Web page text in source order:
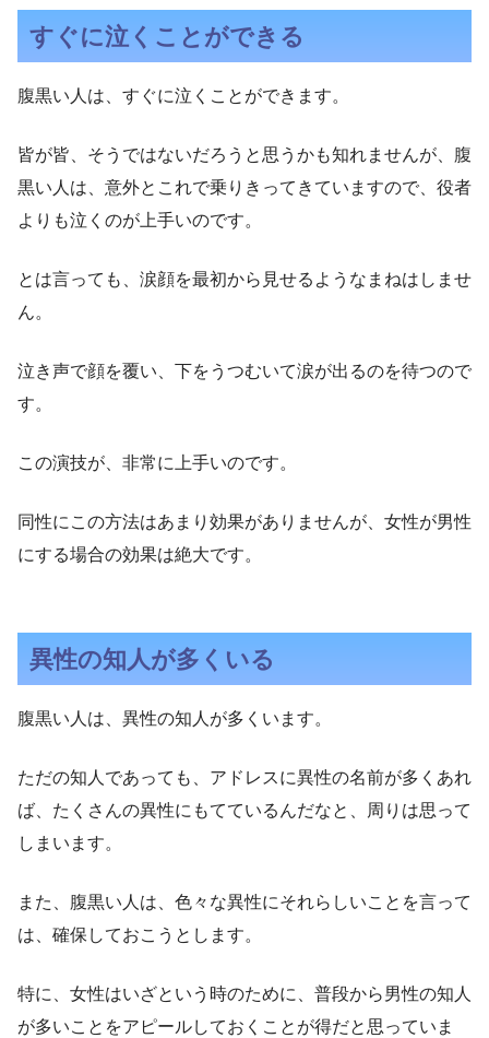
すぐに泣くことができる
腹黒い人は、すぐに泣くことができます。
皆が皆、そうではないだろうと思うかも知れませんが、腹
黒い人は、意外とこれで乗りきってきていますので、役者
よりも泣くのが上手いのです。
とは言っても、涙顔を最初から見せるようなまねはしませ
ん。
泣き声で顔を覆い、下をうつむいて涙が出るのを待つので
す。
この演技が、非常に上手いのです。
同性にこの方法はあまり効果がありませんが、女性が男性
にする場合の効果は絶大です。
異性の知人が多くいる
腹黒い人は、異性の知人が多くいます。
ただの知人であっても、アドレスに異性の名前が多くあれ
ば、たくさんの異性にもてているんだなと、周りは思って
しまいます。
また、腹黒い人は、色々な異性にそれらしいことを言って
は、確保しておこうとします。
特に、女性はいざという時のために、普段から男性の知人
が多いことをアピールしておくことが得だと思っていま